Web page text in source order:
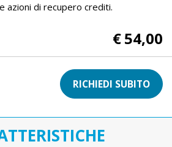
azioni di recupero crediti.
54,00